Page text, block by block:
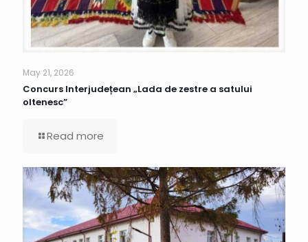
May 21, 2026
Concurs Interjudețean „Lada de zestre a satului
oltenesc”
Read more